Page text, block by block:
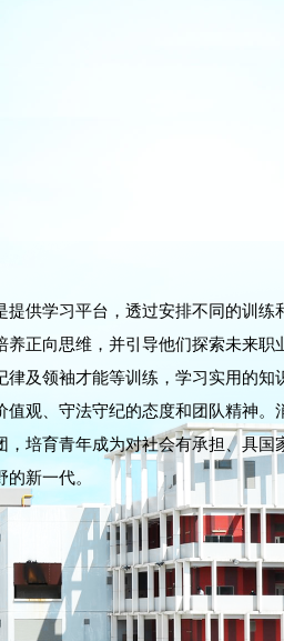
提供学习平台，透过安排不同的训练
养正向思维，并引导他们探索未来职
律及领袖才能等训练，学习实用的知
值观、守法守纪的态度和团队精神。
，培育青年成为对社会有承担、具国
新一代。